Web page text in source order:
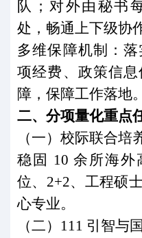
队；对外由秘书
处，畅通上下级协
多维保障机制：
项经费、政策信
障，保障工作落地。
二、分项量化重点
（一）校际联合培
稳固 10余所海外
位、 2+2、工程硕
心专业。
（二） 111 引智与